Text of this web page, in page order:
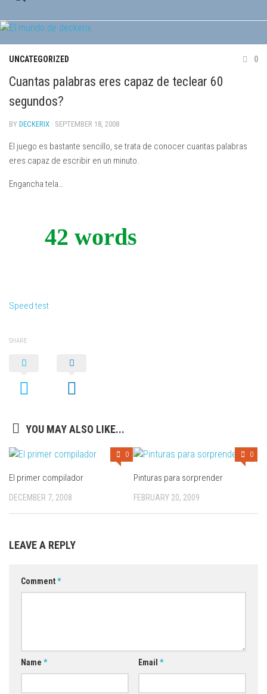
to
content
UNCATEGORIZED 0
Cuantas palabras eres capaz de teclear 60
segundos?
BY DECKERIX · SEPTEMBER 18, 2008
El juego es bastante sencillo, se trata de conocer cuantas palabras
eres capaz de escribir en un minuto.
Engancha tela…
42 words
Speed test
SHARE
YOU MAY ALSO LIKE...
0
El primer compilador
DECEMBER 7, 2008
0
Pinturas para sorprender
FEBRUARY 20, 2009
LEAVE A REPLY
Comment*
Name * Email *